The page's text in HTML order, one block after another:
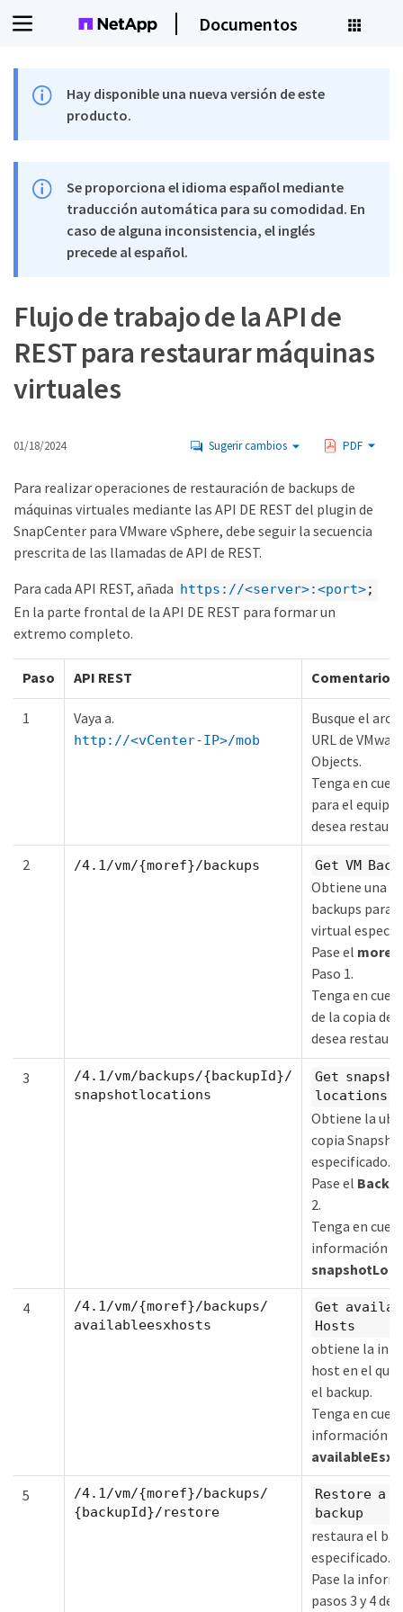
Documentos
Hay disponible una nueva versión de este
producto.
Se proporciona el idioma español mediante
traducción automática para su comodidad. En
caso de alguna inconsistencia, el inglés
precede al español.
Flujo de trabajo de la API de
REST para restaurar máquinas
virtuales
01/18/2024 Sugerir cambios PDF
Para realizar operaciones de restauración de backups de
máquinas virtuales mediante las API DE REST del plugin de
SnapCenter para VMware vSphere, debe seguir la secuencia
prescrita de las llamadas de API de REST.
Para cada API REST, añada https://<server>:<port>;
En la parte frontal de la API DE REST para formar un
extremo completo.
Paso API REST Comentarios
1 Vaya a.
http://<vCenter-IP>/mob
Busque el
URL de
Objects.
Tenga en
para el equipo
desea
2 /4.1/vm/{moref}/backups Get VM
Obtiene una
backups para
virtual
Pase el moref
Paso 1.
Tenga en
de la copia de
desea
3
/4.1/vm/backups/{backupId}/
snapshotlocations
Get
locations
Obtiene la
copia
especificado.
Pase el
2.
Tenga en
información
4
/4.1/vm/{moref}/backups/
availableesxhosts
Get
Hosts
obtiene la
host en el que
el backup.
Tenga en
información
5
/4.1/vm/{moref}/backups/
{backupId}/restore
Restore a
backup
restaura el
especificado.
Pase la
pasos 3 y 4